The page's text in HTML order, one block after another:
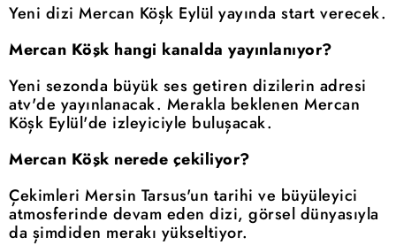
Yeni dizi Mercan Köşk Eylül yayında start verecek.
Mercan Köşk hangi kanalda yayınlanıyor?
Yeni sezonda büyük ses getiren dizilerin adresi
atv'de yayınlanacak. Merakla beklenen Mercan
Köşk Eylül'de izleyiciyle buluşacak.
Mercan Köşk nerede çekiliyor?
Çekimleri Mersin Tarsus'un tarihi ve büyüleyici
atmosferinde devam eden dizi, görsel dünyasıyla
da şimdiden merakı yükseltiyor.